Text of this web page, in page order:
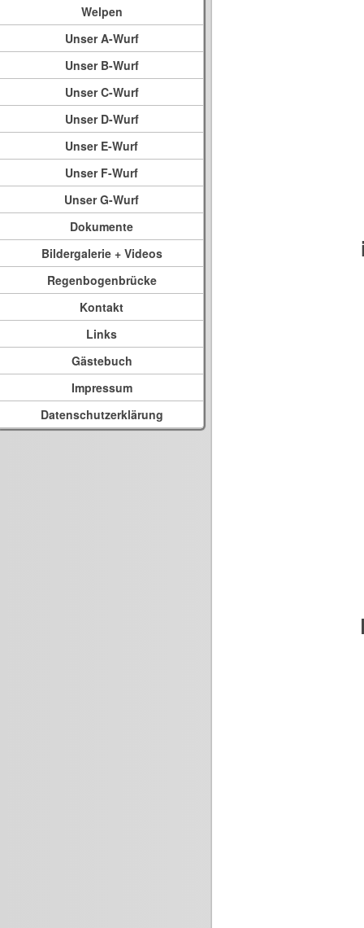
Welpen
Unser A-Wurf
Unser B-Wurf
Unser C-Wurf
Unser D-Wurf
Unser E-Wurf
Unser F-Wurf
Unser G-Wurf
Dokumente
Bildergalerie + Videos
Regenbogenbrücke
Kontakt
Links
Gästebuch
Impressum
Datenschutzerklärung